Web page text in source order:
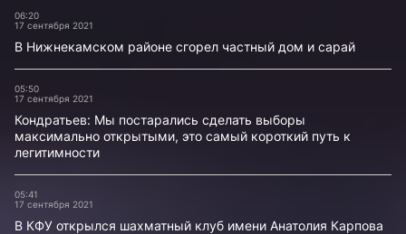
06:20
17 сентября 2021
В Нижнекамском районе сгорел частный дом и сарай
05:50
17 сентября 2021
Кондратьев: Мы постарались сделать выборы
максимально открытыми, это самый короткий путь к
легитимности
05:41
17 сентября 2021
В КФУ открылся шахматный клуб имени Анатолия Карпова